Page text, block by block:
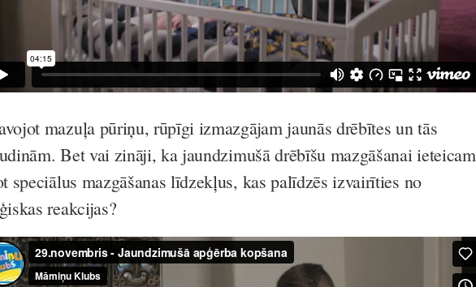
mazuļa pūriņu, rūpīgi izmazgājam jaunās drēbītes un tās
Bet vai zināji, ka jaundzimušā drēbīšu mazgāšanai
speciālus mazgāšanas līdzekļus, kas palīdzēs izvairīties no
reakcijas?